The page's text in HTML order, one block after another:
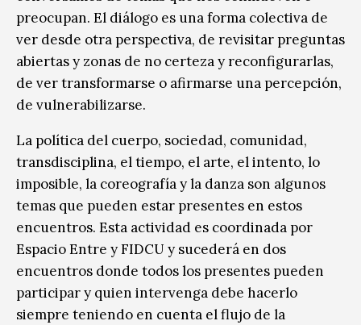
preocupan. El diálogo es una forma colectiva de
ver desde otra perspectiva, de revisitar preguntas
abiertas y zonas de no certeza y reconfigurarlas,
de ver transformarse o afirmarse una percepción,
de vulnerabilizarse.
La política del cuerpo, sociedad, comunidad,
transdisciplina, el tiempo, el arte, el intento, lo
imposible, la coreografía y la danza son algunos
temas que pueden estar presentes en estos
encuentros. Esta actividad es coordinada por
Espacio Entre y FIDCU y sucederá en dos
encuentros donde todos los presentes pueden
participar y quien intervenga debe hacerlo
siempre teniendo en cuenta el flujo de la